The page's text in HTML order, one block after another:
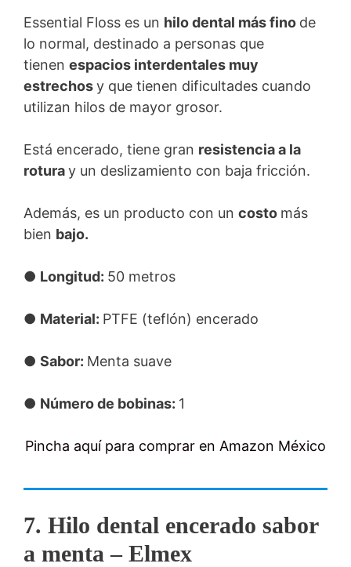
Essential Floss es un hilo dental más fino de
lo normal, destinado a personas que
tienen espacios interdentales muy
estrechosy que tienen dificultades cuando
utilizan hilos de mayor grosor.
Está encerado, tiene gran resistencia a la
roturay un deslizamiento con baja fricción.
Además, es un producto con un costo más
bien bajo.
● Longitud: 50 metros
● Material: PTFE (teflón) encerado
● Sabor: Menta suave
● Número de bobinas: 1
Pincha aquí para comprar en Amazon México
7. Hilo dental encerado sabor
a menta – Elmex